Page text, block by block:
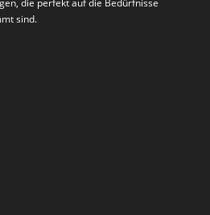
die perfekt auf die Bedürfnisse
sind.